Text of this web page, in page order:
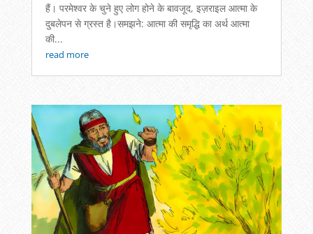
हैं। परमेश्वर के चुने हुए लोग होने के बावजूद, इज़राइल आत्मा के
दुबलेपन से ग्रस्त है।समझने: आत्मा की समृद्धि का अर्थ आत्मा
की...
read more